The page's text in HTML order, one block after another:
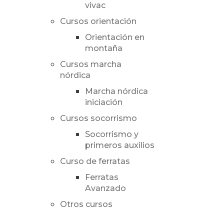
vivac
Cursos orientación
Orientación en
montaña
Cursos marcha
nórdica
Marcha nórdica
iniciación
Cursos socorrismo
Socorrismo y
primeros auxilios
Curso de ferratas
Ferratas
Avanzado
Otros cursos